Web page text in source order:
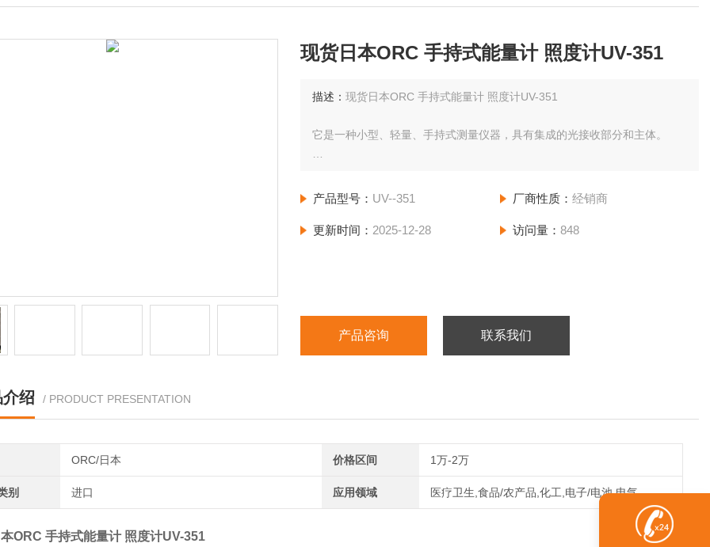
现货日本ORC 手持式能量计 照度计UV-351
描述：现货日本ORC 手持式能量计 照度计UV-351
它是一种小型、轻量、手持式测量仪器，具有集成的光接收部分和主体。
产品型号： UV--351 厂商性质： 经销商
更新时间： 2025-12-28 访问量： 848
产品咨询 联系我们
绍 / PRODUCT PRESENTATION
ORC/日本 价格区间 1万-2万
别 进口 应用领域 医疗卫生,食品/农产品,化工,电子/电池,电气
ORC 手持式能量计 照度计UV-351